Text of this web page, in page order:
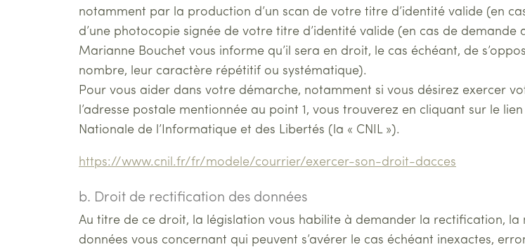
notamment par la production d’un scan de votre titre d’identité valide (en
d’une photocopie signée de votre titre d’identité valide (en cas de demande
Marianne Bouchet vous informe qu’il sera en droit, le cas échéant, de
nombre, leur caractère répétitif ou systématique).
Pour vous aider dans votre démarche, notamment si vous désirez exercer
l’adresse postale mentionnée au point 1, vous trouverez en cliquant sur le
Nationale de l’Informatique et des Libertés (la « CNIL »).
https://www.cnil.fr/fr/modele/courrier/exercer-son-droit-dacces
b. Droit de rectification des données
Au titre de ce droit, la législation vous habilite à demander la rectification, la
données vous concernant qui peuvent s’avérer le cas échéant inexactes,